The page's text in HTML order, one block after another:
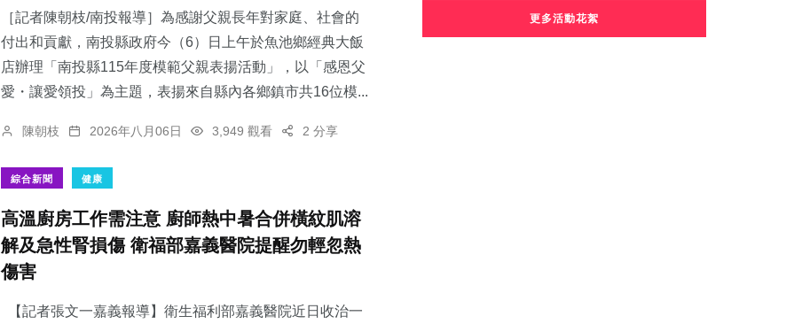
［記者陳朝枝/南投報導］為感謝父親長年對家庭、社會的
付出和貢獻，南投縣政府今（6）日上午於魚池鄉經典大飯
店辦理「南投縣115年度模範父親表揚活動」，以「感恩父
愛・讓愛領投」為主題，表揚來自縣內各鄉鎮市共16位模...
陳朝枝 2026年八月06日 3,949 觀看 2 分享
綜合新聞 健康
高溫廚房工作需注意 廚師熱中暑合併橫紋肌溶
解及急性腎損傷 衛福部嘉義醫院提醒勿輕忽熱
傷害
【記者張文一嘉義報導】衛生福利部嘉義醫院近日收治一
更多活動花絮